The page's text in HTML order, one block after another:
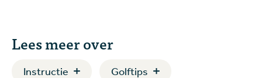
Lees meer over
Instructie Golftips